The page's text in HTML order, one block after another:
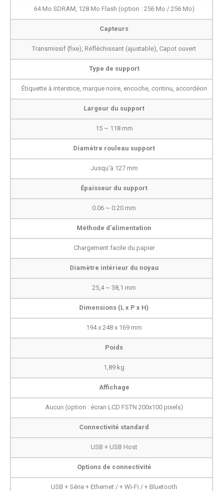
64 Mo SDRAM, 128 Mo Flash (option : 256 Mo / 256 Mo)
Capteurs
Transmissif (fixe), Réfléchissant (ajustable), Capot ouvert
Type de support
Étiquette à interstice, marque noire, encoche, continu, accordéon
Largeur du support
15 ~ 118 mm
Diamètre rouleau support
Jusqu'à 127 mm
Épaisseur du support
0.06 ~ 0.20 mm
Méthode d’alimentation
Chargement facile du papier
Diamètre intérieur du noyau
25,4 ~ 38,1 mm
Dimensions (L x P x H)
194 x 248 x 169 mm
Poids
1,89 kg
Affichage
Aucun (option : écran LCD FSTN 200x100 pixels)
Connectivité standard
USB + USB Host
Options de connectivité
USB + Série + Ethernet / + Wi-Fi / + Bluetooth